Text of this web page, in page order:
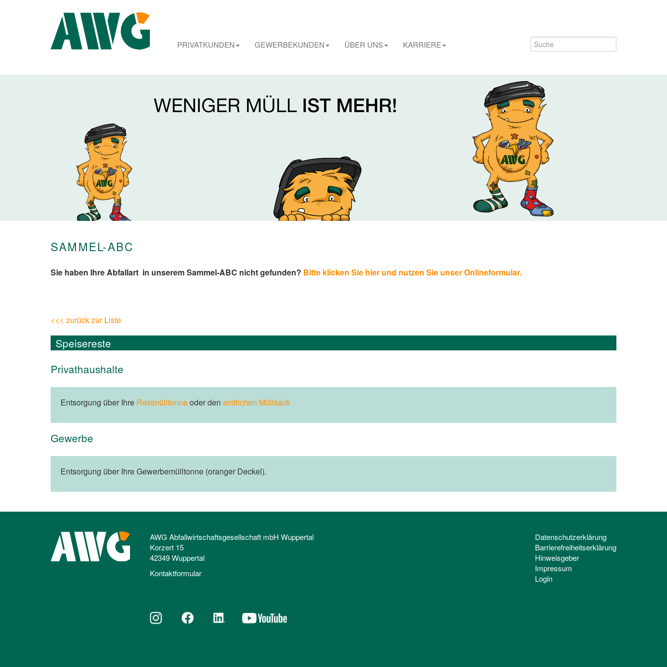
PRIVATKUNDEN GEWERBEKUNDEN ÜBER UNS KARRIERE
SAMMEL-ABC
Sie haben Ihre Abfallart in unserem Sammel-ABC nicht gefunden? Bitte klicken Sie hier und nutzen Sie unser Onlineformular.
<<< zurück zur Liste
Speisereste
Privathaushalte
Entsorgung über Ihre Restmülltonneoder den amtlichen Müllsack
Gewerbe
Entsorgung über Ihre Gewerbemülltonne (oranger Deckel).
AWG Abfallwirtschaftsgesellschaft mbH Wuppertal
Korzert 15
42349 Wuppertal
Kontaktformular
Datenschutzerklärung
Barrierefreiheitserklärung
Hinweisgeber
Impressum
Login